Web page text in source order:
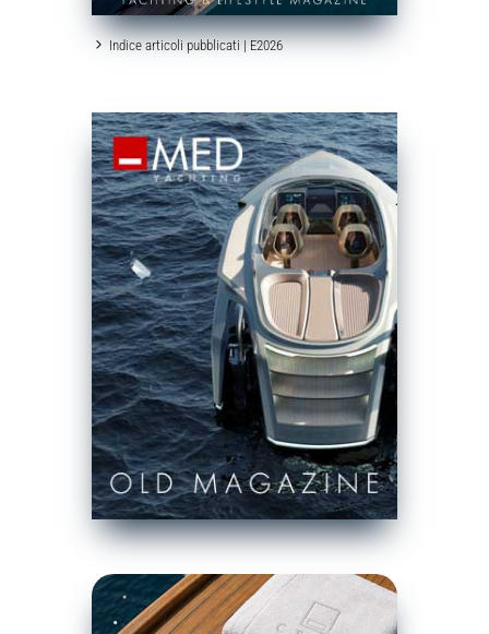
Indice articoli pubblicati | E2026